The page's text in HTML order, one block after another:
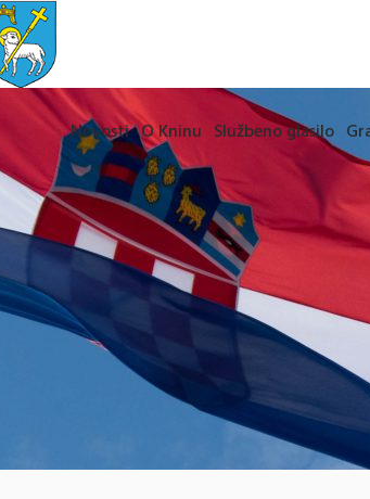
Novosti O Kninu Službeno glasilo